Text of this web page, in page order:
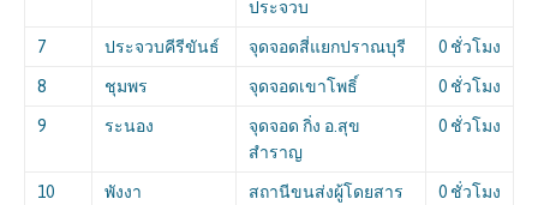
ประจวบ
7 ประจวบคีรีขันธ์ จุดจอดสี่แยกปราณบุรี 0 ชั่วโมง
8 ชุมพร จุดจอดเขาโพธิ์ 0 ชั่วโมง
9 ระนอง
จุดจอด กิ่ง อ.สุข
สำราญ
0 ชั่วโมง
10 พังงา
สถานีขนส่งผู้โดยสาร
0 ชั่วโมง